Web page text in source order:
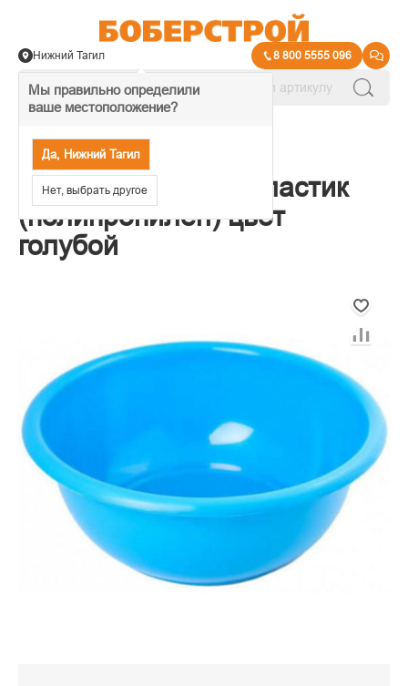
Мы правильно определили
ваше местоположение?
Да, Нижний Тагил
Нет, выбрать другое
Нижний Тагил 8 800 5555 096
Таз 12л, круглый, пластик
(полипропилен) цвет
голубой